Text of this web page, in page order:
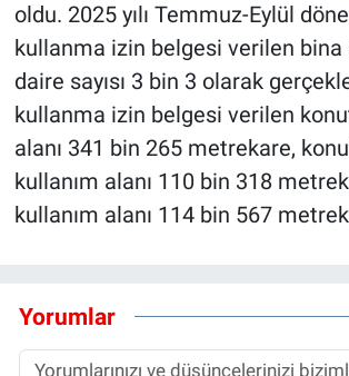
oldu. 2025 yılı Temmuz-Eylül
kullanma izin belgesi verilen bina
daire sayısı 3 bin 3 olarak
kullanma izin belgesi verilen
alanı 341 bin 265 metrekare,
kullanım alanı 110 bin 318
kullanım alanı 114 bin 567
Yorumlar